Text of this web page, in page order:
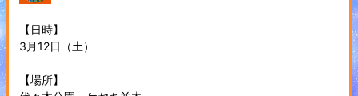
【日時】
3月12日（土）
【場所】